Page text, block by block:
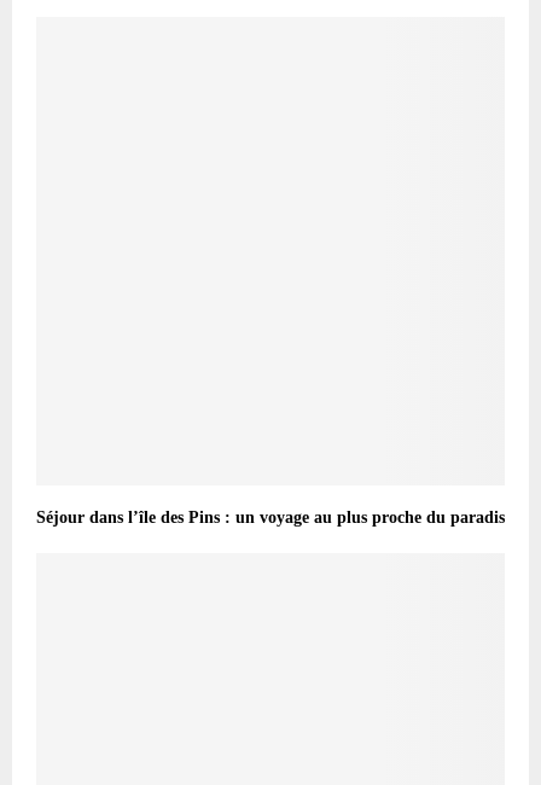
Séjour dans l’île des Pins : un voyage au plus proche du paradis